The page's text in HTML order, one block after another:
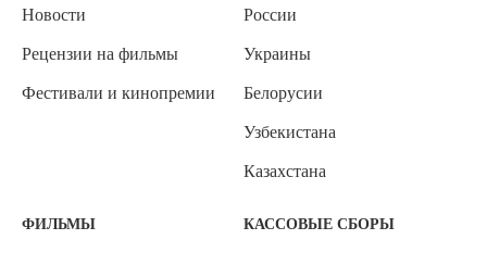
Новости
Рецензии на фильмы
Фестивали и кинопремии
России
Украины
Белорусии
Узбекистана
Казахстана
ФИЛЬМЫ КАССОВЫЕ СБОРЫ